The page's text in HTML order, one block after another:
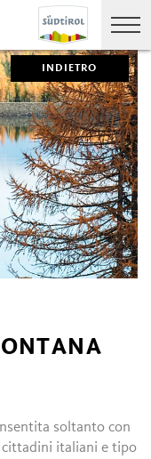
INDIETRO
soltanto con
italiani e tipo